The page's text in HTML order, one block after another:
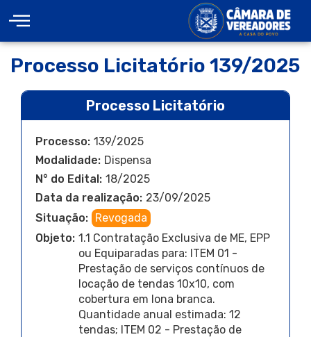
Processo Licitatório 139/2025
Processo Licitatório
Processo: 139/2025
Modalidade: Dispensa
N° do Edital: 18/2025
Data da realização: 23/09/2025
Situação: Revogada
Objeto: 1.1 Contratação Exclusiva de ME, EPP
ou Equiparadas para: ITEM 01 -
Prestação de serviços contínuos de
locação de tendas 10x10, com
cobertura em lona branca.
Quantidade anual estimada: 12
tendas; ITEM 02 - Prestação de